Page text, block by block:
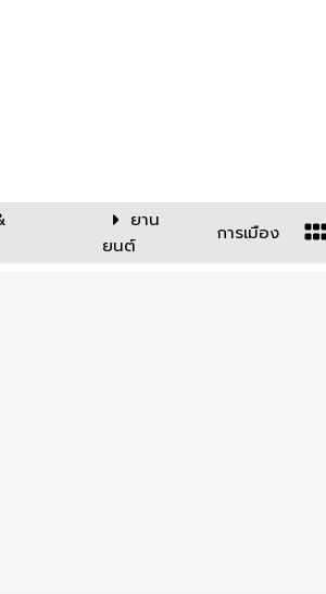
ยาน
ยนต์
การเมือง